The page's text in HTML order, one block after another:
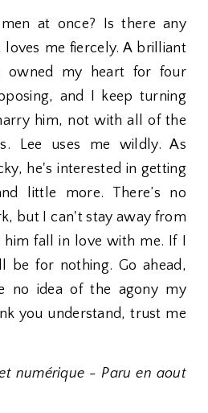
at once? Is there any
me fiercely. A brilliant
owned my heart for four
and I keep turning
him, not with all of the
Lee uses me wildly. As
he's interested in getting
little more. There’s no
but I can't stay away from
him fall in love with me. If I
for nothing. Go ahead,
no idea of the agony my
you understand, trust me
numérique - Paru en aout